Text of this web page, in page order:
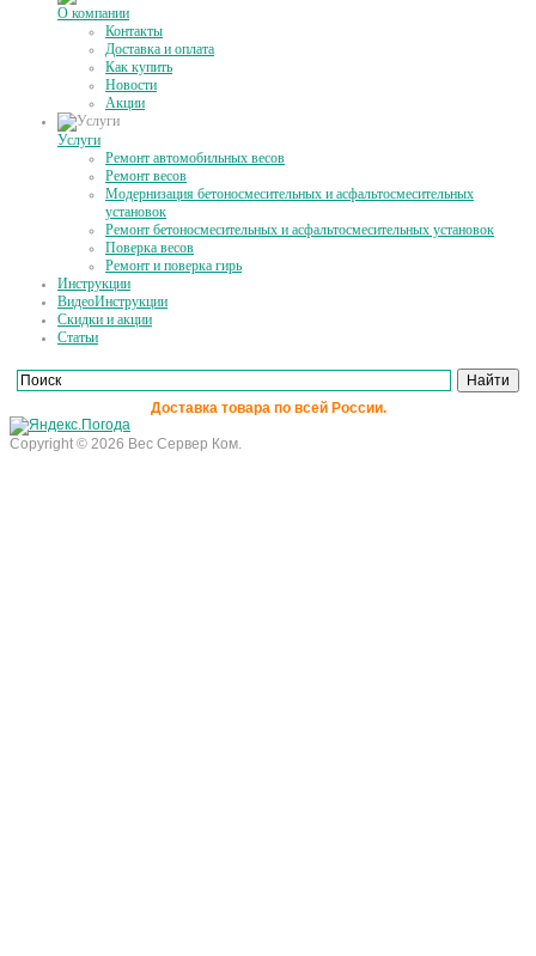
О компании
Контакты
Доставка и оплата
Как купить
Новости
Акции
Услуги
Ремонт автомобильных весов
Ремонт весов
Модернизация бетоносмесительных и асфальтосмесительных
установок
Ремонт бетоносмесительных и асфальтосмесительных установок
Поверка весов
Ремонт и поверка гирь
Инструкции
ВидеоИнструкции
Скидки и акции
Статьи
Доставка товара по всей России.
Copyright © 2026 Вес Сервер Ком.